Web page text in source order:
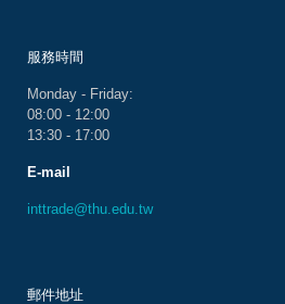
服務時間
Monday - Friday:
08:00 - 12:00
13:30 - 17:00
E-mail
inttrade@thu.edu.tw
郵件地址